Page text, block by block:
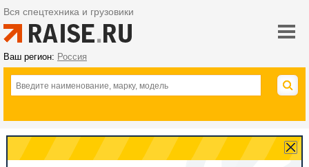
Вся спецтехника и грузовики
Ваш регион: Россия